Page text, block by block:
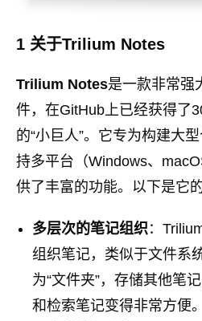
1 关于Trilium Notes
Trilium Notes是一款非常强
件，在GitHub上已经获得了
的“小巨人”。它专为构建大
持多平台（Windows、
供了丰富的功能。以下是它
多层次的笔记组织：
组织笔记，类似于文件系
为“文件夹”，存储其他笔
和检索笔记变得非常方便。